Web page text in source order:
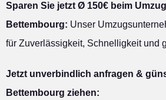
Sparen Sie jetzt Ø 150€ beim
Bettembourg: Unser
für Zuverlässigkeit, Schnelligkeit und
Jetzt unverbindlich anfragen &
Bettembourg ziehen: